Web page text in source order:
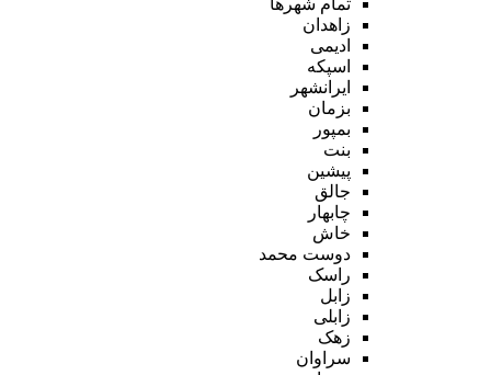
زاهدان
ادیمی
اسپکه
ایرانشهر
بزمان
بمپور
بنت
پیشین
جالق
چابهار
خاش
دوست محمد
راسک
زابل
زابلی
زهک
سراوان